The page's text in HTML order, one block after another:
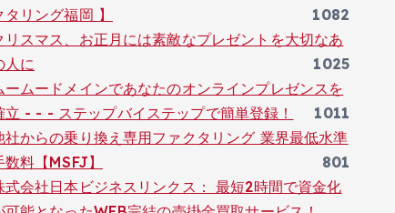
タリング福岡 】
1082
リスマス、お正月には素敵なプレゼントを大切なあ
人に
1025
ームードメインであなたのオンラインプレゼンスを
立 - - - ステップバイステップで簡単登録！
1011
社からの乗り換え専用ファクタリング 業界最低水準
数料【MSFJ】
801
式会社日本ビジネスリンクス： 最短2時間で資金化